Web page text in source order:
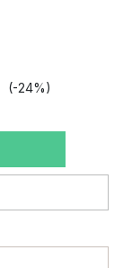
(-24%)